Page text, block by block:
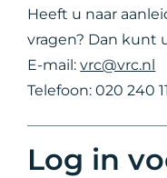
Heeft u naar
vragen? Dan kunt
E-mail:vrc@vrc.nl
Telefoon: 020 240
Log in